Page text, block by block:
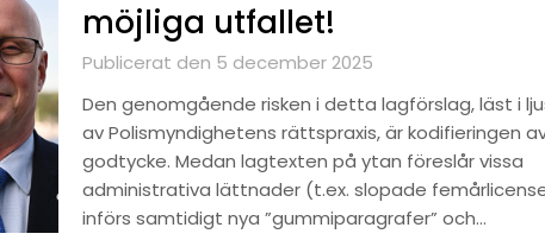
möjliga utfallet!
Publicerat den 5 december 2025
Den genomgående risken i detta lagförslag, läst i
av Polismyndighetens rättspraxis, är kodifieringen
godtycke. Medan lagtexten på ytan föreslår vissa
administrativa lättnader (t.ex. slopade
införs samtidigt nya ”gummiparagrafer” och…